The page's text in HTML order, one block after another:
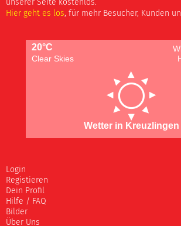
unserer Seite kostenlos.
Hier geht es los, für mehr Besucher, Kunden
20°C
Clear Skies
Wetter in Kreuzlingen
Login
Registieren
Dein Profil
Hilfe / FAQ
Bilder
Über Uns